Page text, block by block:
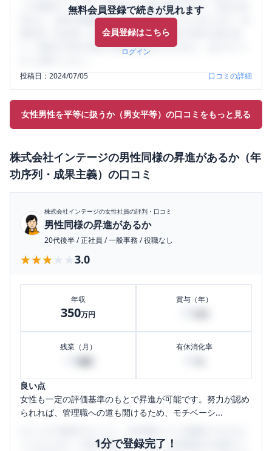
無料会員登録で続きが見れます
会員登録はこちら
ログイン
ミの投稿サイトです。給与面・女性の働きやすさ・会社の評
判など、女性の転職は気にすべき点がたくさんあります。先
輩社員（元社員）の口コミを通して、本当の会社の姿を知
り、将来の不安や現在の悩みを解消するために、ぜひサイト
投稿日：2024/07/05 口コミの詳細
女性男性を平等に扱うか（男女平等）の口コミをもっと見る
株式会社インテージの男性同様の昇進があるか（年
功序列・成果主義） の口コミ
株式会社インテージの女性社員の評判・口コミ
男性同様の昇進があるか
20代後半/正社員 /一般事務 /役職なし
★★★★★
★★★★★ 3.0
年収
350万円
賞与（年）
残業（月） 有休消化率
良い点
女性も一定の評価基準のもとで昇進が可能です。努力が認め
られれば、管理職への道も開けるため、モチベーシ...
1分で登録完了！
うになります。SHEHUB(シーハブ)は、女性限定の企業口コ